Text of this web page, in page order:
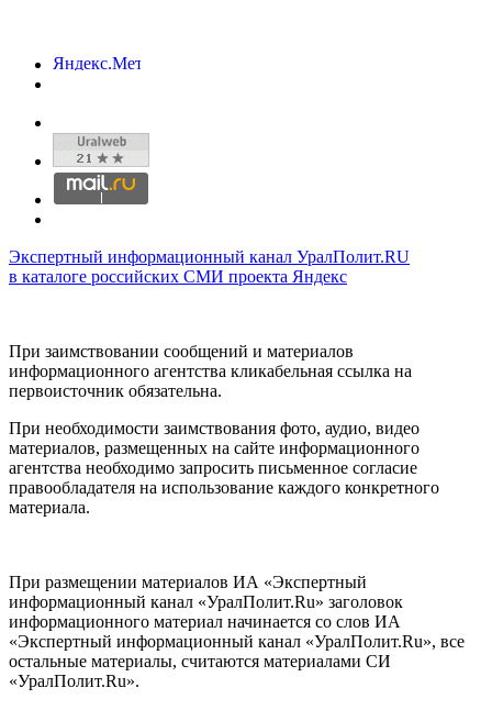
Экспертный информационный канал УралПолит.RU
в каталоге российских СМИ проекта Яндекс
При заимствовании сообщений и материалов
информационного агентства кликабельная ссылка на
первоисточник обязательна.
При необходимости заимствования фото, аудио, видео
материалов, размещенных на сайте информационного
агентства необходимо запросить письменное согласие
правообладателя на использование каждого конкретного
материала.
При размещении материалов ИА «Экспертный
информационный канал «УралПолит.Ru» заголовок
информационного материал начинается со слов ИА
«Экспертный информационный канал «УралПолит.Ru», все
остальные материалы, считаются материалами СИ
«УралПолит.Ru».